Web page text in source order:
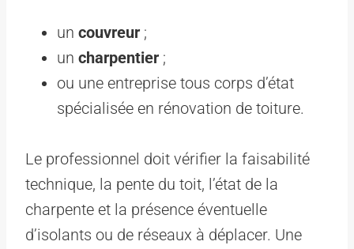
un couvreur ;
un charpentier ;
ou une entreprise tous corps d’état
spécialisée en rénovation de toiture.
Le professionnel doit vérifier la faisabilité
technique, la pente du toit, l’état de la
charpente et la présence éventuelle
d’isolants ou de réseaux à déplacer. Une